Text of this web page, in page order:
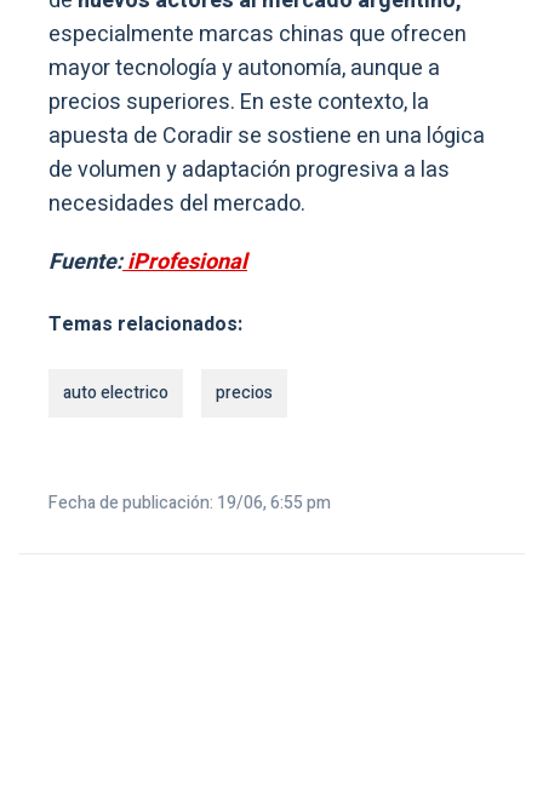
especialmente marcas chinas que ofrecen
mayor tecnología y autonomía, aunque a
precios superiores. En este contexto, la
apuesta de Coradir se sostiene en una lógica
de volumen y adaptación progresiva a las
necesidades del mercado.
Fuente:iProfesional
Temas relacionados:
auto electrico precios
Fecha de publicación: 19/06, 6:55 pm